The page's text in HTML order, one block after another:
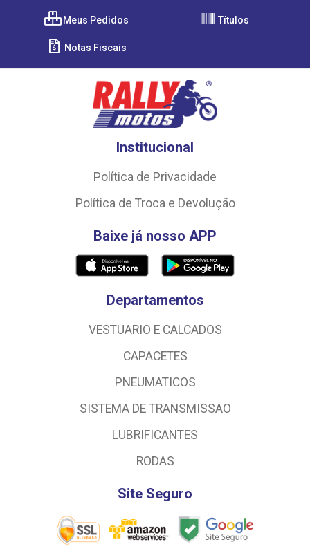
Meus Pedidos Títulos
Notas Fiscais
Institucional
Política de Privacidade
Política de Troca e Devolução
Baixe já nosso APP
Departamentos
VESTUARIO E CALCADOS
CAPACETES
PNEUMATICOS
SISTEMA DE TRANSMISSAO
LUBRIFICANTES
RODAS
Site Seguro